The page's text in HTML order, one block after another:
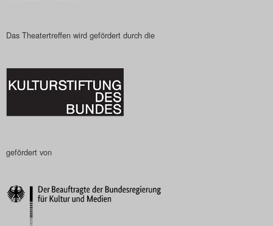
Das Theatertreffen wird gefördert durch die
gefördert von